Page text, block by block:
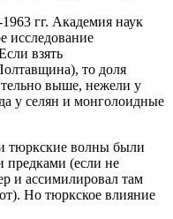
гг. Академия наук
исследование
взять
то доля
выше, нежели у
у селян и монголоидные
тюркские волны были
(если не
и ассимилировал там
Но тюркское влияние